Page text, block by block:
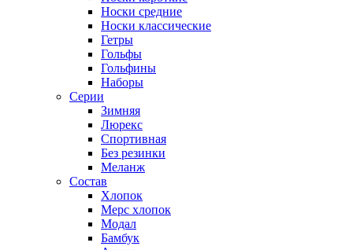
Носки средние
Носки классические
Гетры
Гольфы
Гольфины
Наборы
Серии
Зимняя
Люрекс
Спортивная
Без резинки
Меланж
Состав
Хлопок
Мерс хлопок
Модал
Бамбук